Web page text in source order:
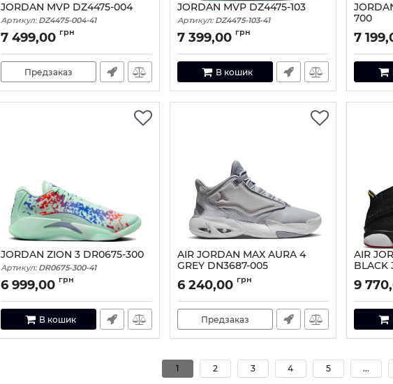
JORDAN MVP DZ4475-004
Артикул: DZ4475-004-41
7 499,00 грн
Предзаказ
JORDAN MVP DZ4475-103
Артикул: DZ4475-103-41
7 399,00 грн
В кошик
700
Артикул:
7
JORDAN ZION 3 DR0675-300
Артикул: DR0675-300-41
6 999,00 грн
В кошик
AIR JORDAN MAX AURA 4
GREY DN3687-005
Артикул: DN3687-005-44
6 240,00 грн
Предзаказ
AIR
BLACK
Артикул:
9
1 2 3 4 5 ...